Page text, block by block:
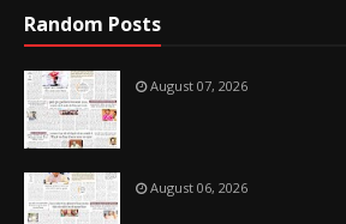
Random Posts
August 07, 2026
August 06, 2026